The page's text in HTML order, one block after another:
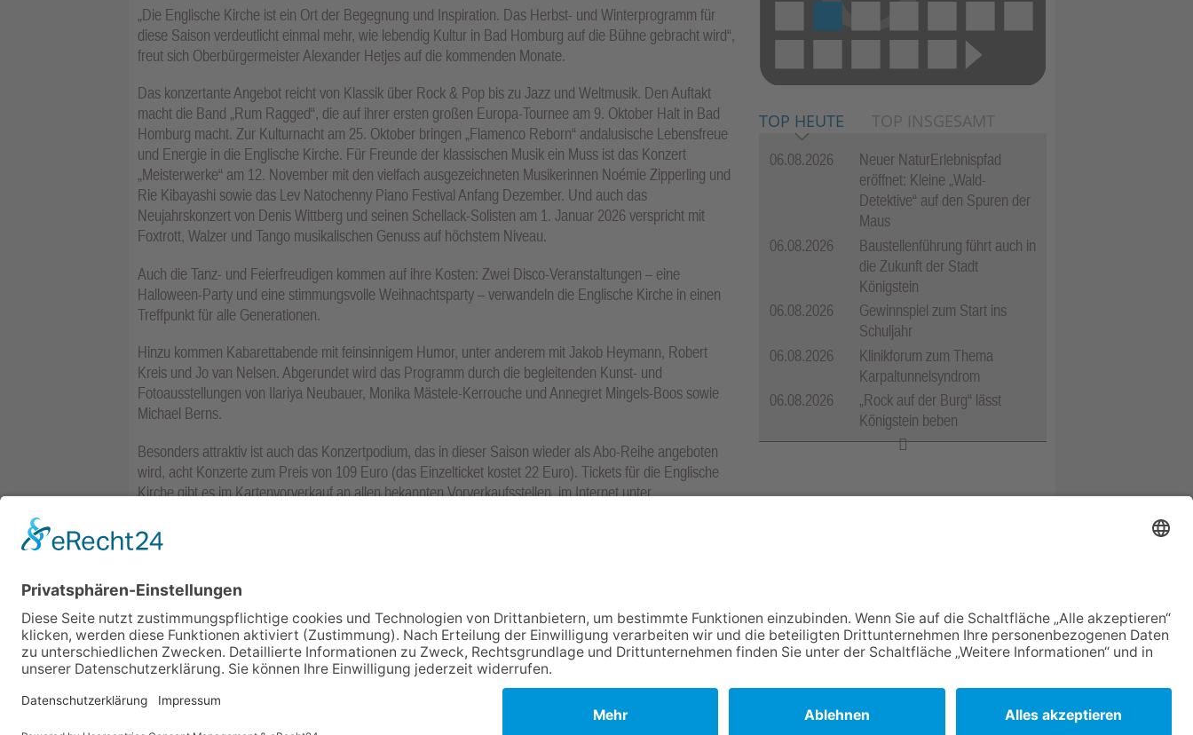
„Die Englische Kirche ist ein Ort der Begegnung und Inspiration. Das Herbst- und Winterprogramm für
diese Saison verdeutlicht einmal mehr, wie lebendig Kultur in Bad Homburg auf die Bühne gebracht wird“,
freut sich Oberbürgermeister Alexander Hetjes auf die kommenden Monate.
Das konzertante Angebot reicht von Klassik über Rock & Pop bis zu Jazz und Weltmusik. Den Auftakt
macht die Band „Rum Ragged“, die auf ihrer ersten großen Europa-Tournee am 9. Oktober Halt in Bad
Homburg macht. Zur Kulturnacht am 25. Oktober bringen „Flamenco Reborn“ andalusische Lebensfreue
und Energie in die Englische Kirche. Für Freunde der klassischen Musik ein Muss ist das Konzert
„Meisterwerke“ am 12. November mit den vielfach ausgezeichneten Musikerinnen Noémie Zipperling und
Rie Kibayashi sowie das Lev Natochenny Piano Festival Anfang Dezember. Und auch das
Neujahrskonzert von Denis Wittberg und seinen Schellack-Solisten am 1. Januar 2026 verspricht mit
Foxtrott, Walzer und Tango musikalischen Genuss auf höchstem Niveau.
Auch die Tanz- und Feierfreudigen kommen auf ihre Kosten: Zwei Disco-Veranstaltungen – eine
Halloween-Party und eine stimmungsvolle Weihnachtsparty – verwandeln die Englische Kirche in einen
Treffpunkt für alle Generationen.
Hinzu kommen Kabarettabende mit feinsinnigem Humor, unter anderem mit Jakob Heymann, Robert
Kreis und Jo van Nelsen. Abgerundet wird das Programm durch die begleitenden Kunst- und
Fotoausstellungen von Ilariya Neubauer, Monika Mästele-Kerrouche und Annegret Mingels-Boos sowie
Michael Berns.
Besonders attraktiv ist auch das Konzertpodium, das in dieser Saison wieder als Abo-Reihe angeboten
wird, acht Konzerte zum Preis von 109 Euro (das Einzelticket kostet 22 Euro). Tickets für die Englische
Kirche gibt es im Kartenvorverkauf an allen bekannten Vorverkaufsstellen, im Internet unter
Das vollständige Programm gibt es zum Download unter
TOP HEUTE TOP INSGESAMT
06.08.2026
Neuer NaturErlebnispfad
eröffnet: Kleine „Wald-
Detektive“ auf den Spuren der
Maus
06.08.2026
Baustellenführung führt auch in
die Zukunft der Stadt
Königstein
06.08.2026
Gewinnspiel zum Start ins
Schuljahr
06.08.2026
Klinikforum zum Thema
Karpaltunnelsyndrom
06.08.2026
„Rock auf der Burg“ lässt
Königstein beben
NACH OBEN
Impressum Datenschutz
Copyright Taunus Nachrichten 2009 bis 2026